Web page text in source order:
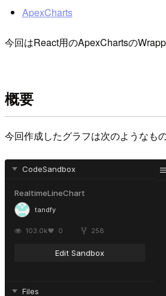
ApexCharts
今回はReact用のApexChartsの
概要
今回作成したグラフは次のようなもの